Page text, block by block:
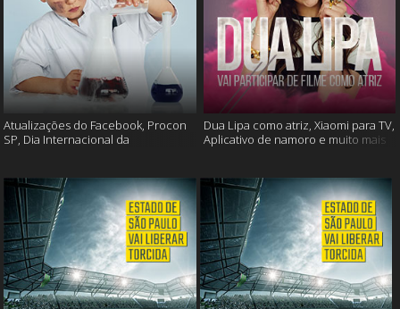
Atualizações do Facebook, Procon
SP, Dia Internacional da
Dua Lipa como atriz, Xiaomi para TV,
Aplicativo de namoro e muito mais